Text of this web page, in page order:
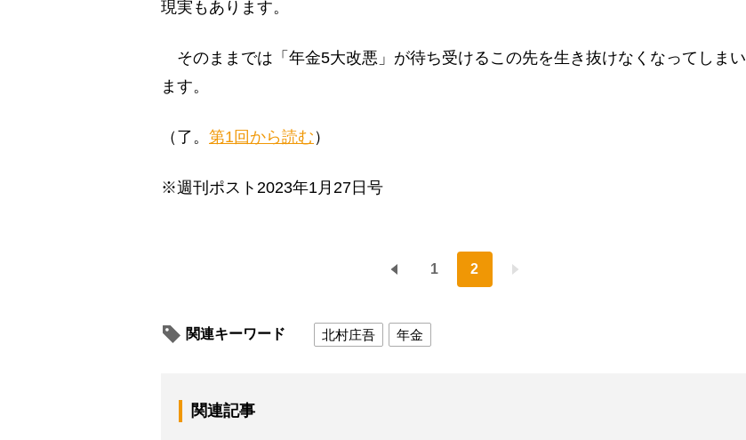
現実もあります。
そのままでは「年金5大改悪」が待ち受けるこの先を生き抜けなくなってしまい
ます。
（了。 第1回から読む ）
※週刊ポスト2023年1月27日号
1 2
関連キーワード 北村庄吾 年金
関連記事